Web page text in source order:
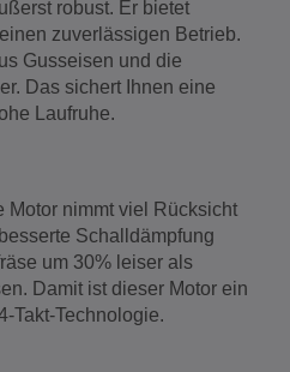
robust. Er bietet
zuverlässigen Betrieb.
Gusseisen und die
Das sichert Ihnen eine
Laufruhe.
Motor nimmt viel Rücksicht
Schalldämpfung
um 30% leiser als
Damit ist dieser Motor ein
Takt-Technologie.